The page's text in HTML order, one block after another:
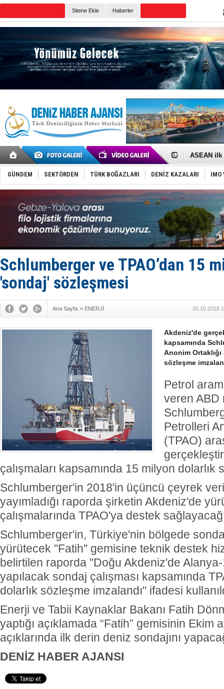
Sitene Ekle Haberler
D-Marin,
ASEAN ilk
TAYK -
İstanbul
Tersane
İngiliz
FESCO,
DESE,
35 milyon
İnsansız
Anadolu
GÜNDEM SEKTÖRDEN TÜRK BOĞAZLARI DENİZ KAZALARI IMO
Schlumberger ve TPAO’dan 15
'sondaj' sözleşmesi
Ana Sayfa » ENERJİ 25.10.2018
Akdeniz'de
kapsamında
Anonim
sözleşme
Petrol
veren ABD
Petrolleri
(TPAO)
çalışmaları kapsamında 15 milyon dolarlık
Schlumberger'in 2018'in üçüncü çeyrek
yayımladığı raporda şirketin Akdeniz'de
çalışmalarında TPAO'ya destek
Schlumberger'in, Türkiye'nin bölgede
yürütecek "Fatih" gemisine teknik destek
belirtilen raporda "Doğu Akdeniz'de
yapılacak sondaj çalışması kapsamında
dolarlık sözleşme imzalandı" ifadesi
Enerji ve Tabii Kaynaklar Bakanı Fatih
yaptığı açıklamada “Fatih” gemisinin Ekim
açıklarında ilk derin deniz sondajını
DENİZ HABER AJANSI